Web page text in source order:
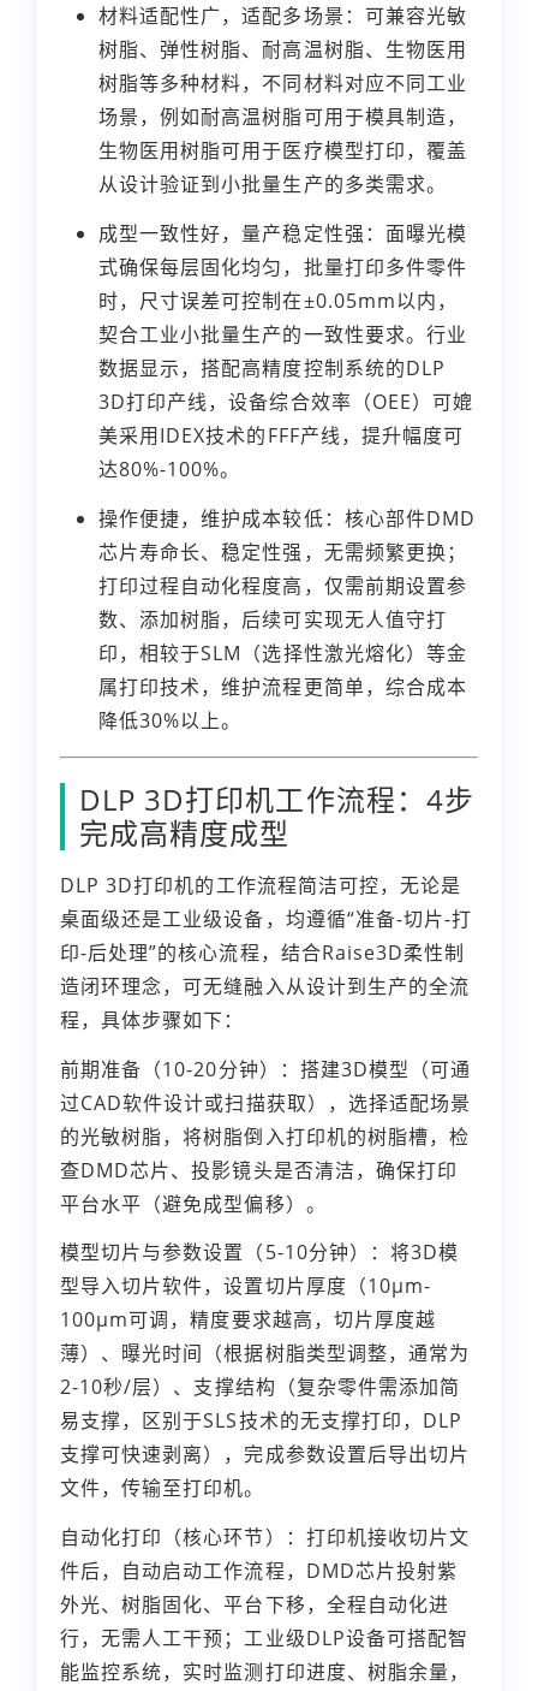
材料适配性广，适配多场景：可兼容光敏
树脂、弹性树脂、耐高温树脂、生物医用
树脂等多种材料，不同材料对应不同工业
场景，例如耐高温树脂可用于模具制造，
生物医用树脂可用于医疗模型打印，覆盖
从设计验证到小批量生产的多类需求。
成型一致性好，量产稳定性强：面曝光模
式确保每层固化均匀，批量打印多件零件
时，尺寸误差可控制在±0.05mm以内，
契合工业小批量生产的一致性要求。行业
数据显示，搭配高精度控制系统的DLP
3D打印产线，设备综合效率（OEE）可媲
美采用IDEX技术的FFF产线，提升幅度可
达80%-100%。
操作便捷，维护成本较低：核心部件DMD
芯片寿命长、稳定性强，无需频繁更换；
打印过程自动化程度高，仅需前期设置参
数、添加树脂，后续可实现无人值守打
印，相较于SLM（选择性激光熔化）等金
属打印技术，维护流程更简单，综合成本
降低30%以上。
DLP 3D打印机工作流程：4步
完成高精度成型
DLP 3D打印机的工作流程简洁可控，无论是
桌面级还是工业级设备，均遵循“准备-切片-打
印-后处理”的核心流程，结合Raise3D柔性制
造闭环理念，可无缝融入从设计到生产的全流
程，具体步骤如下：
前期准备（10-20分钟）：搭建3D模型（可通
过CAD软件设计或扫描获取），选择适配场景
的光敏树脂，将树脂倒入打印机的树脂槽，检
查DMD芯片、投影镜头是否清洁，确保打印
平台水平（避免成型偏移）。
模型切片与参数设置（5-10分钟）：将3D模
型导入切片软件，设置切片厚度（10μm-
100μm可调，精度要求越高，切片厚度越
薄）、曝光时间（根据树脂类型调整，通常为
2-10秒/层）、支撑结构（复杂零件需添加简
易支撑，区别于SLS技术的无支撑打印，DLP
支撑可快速剥离），完成参数设置后导出切片
文件，传输至打印机。
自动化打印（核心环节）：打印机接收切片文
件后，自动启动工作流程，DMD芯片投射紫
外光、树脂固化、平台下移，全程自动化进
行，无需人工干预；工业级DLP设备可搭配智
能监控系统，实时监测打印进度、树脂余量，